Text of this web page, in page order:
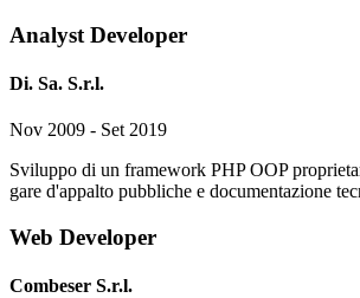
Analyst Developer
Di. Sa. S.r.l.
Nov 2009 - Set 2019
Sviluppo di un framework PHP OOP
gare d'appalto pubbliche e documentazione
Web Developer
Combeser S.r.l.